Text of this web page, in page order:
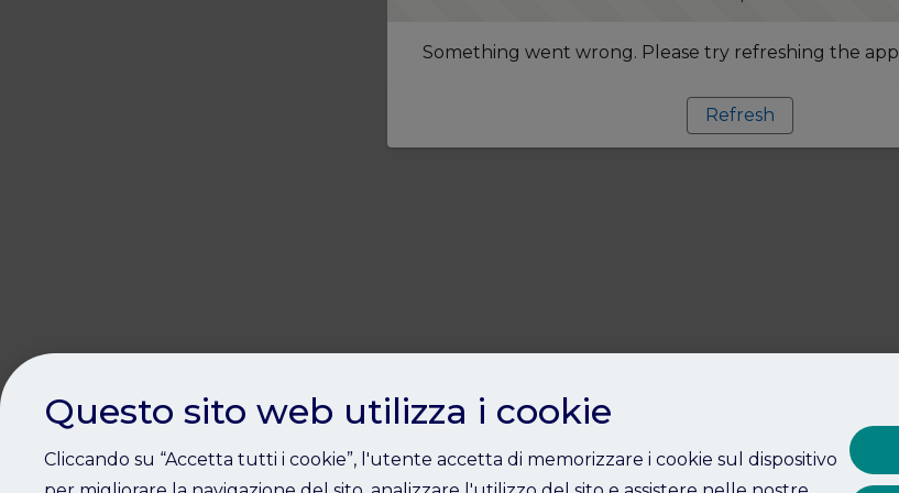
Something went wrong. Please try refreshing the app
Refresh
Questo sito web utilizza i cookie
Cliccando su “Accetta tutti i cookie”, l'utente accetta di memorizzare i cookie sul dispositivo